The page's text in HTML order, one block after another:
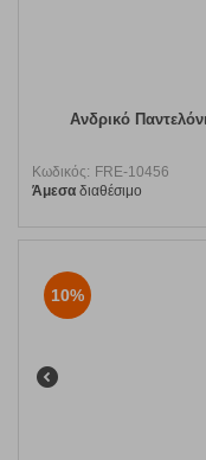
Ανδρικό
Κωδικός: FRE-10456
Άμεσα διαθέσιμο
10%